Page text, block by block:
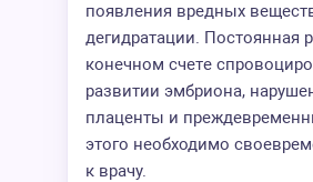
появления вредных
дегидратации. Постоянная
конечном счете
развитии эмбриона,
плаценты и
этого необходимо
к врачу.